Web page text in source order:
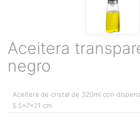
Aceitera
negro
Aceitera de cristal de 320ml con
5.5x7x21 cm